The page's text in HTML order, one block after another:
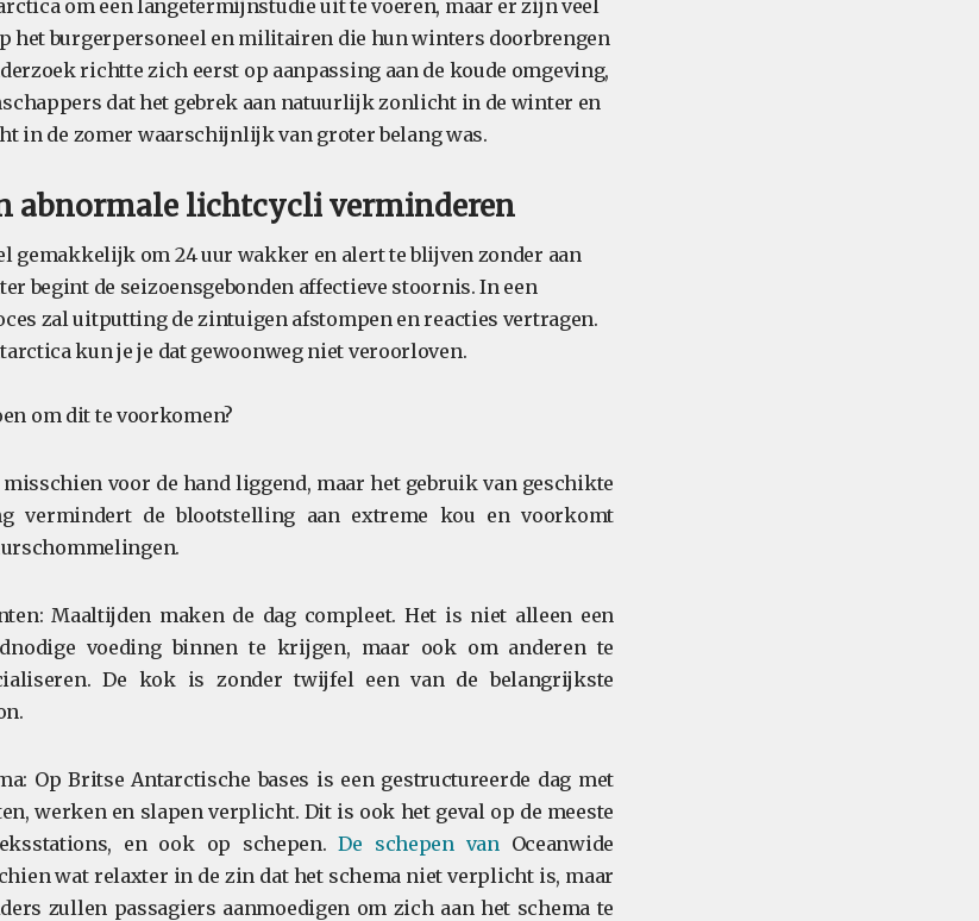
om een langetermijnstudie uit te voeren, maar er zijn veel
het burgerpersoneel en militairen die hun winters doorbrengen
richtte zich eerst op aanpassing aan de koude omgeving,
dat het gebrek aan natuurlijk zonlicht in de winter en
in de zomer waarschijnlijk van groter belang was.
abnormale lichtcycli verminderen
gemakkelijk om 24 uur wakker en alert te blijven zonder aan
begint de seizoensgebonden affectieve stoornis. In een
zal uitputting de zintuigen afstompen en reacties vertragen.
kun je je dat gewoonweg niet veroorloven.
om dit te voorkomen?
voor de hand liggend, maar het gebruik van geschikte
vermindert de blootstelling aan extreme kou en voorkomt
Maaltijden maken de dag compleet. Het is niet alleen een
voeding binnen te krijgen, maar ook om anderen te
De kok is zonder twijfel een van de belangrijkste
Op Britse Antarctische bases is een gestructureerde dag met
werken en slapen verplicht. Dit is ook het geval op de meeste
en ook op schepen.De schepen vanOceanwide
wat relaxter in de zin dat het schema niet verplicht is, maar
zullen passagiers aanmoedigen om zich aan het schema te